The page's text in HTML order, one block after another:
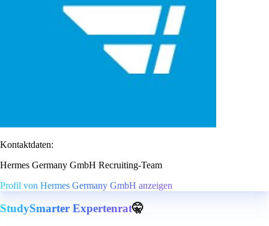
Kontaktdaten:
Hermes Germany GmbH Recruiting-Team
Profil von Hermes Germany GmbH anzeigen
StudySmarter Expertenrat🤫